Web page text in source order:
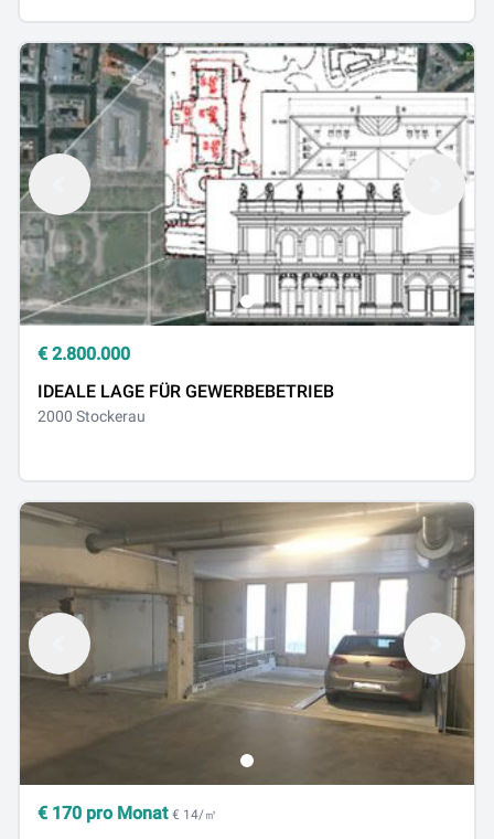
€ 2.800.000
IDEALE LAGE FÜR GEWERBEBETRIEB
2000 Stockerau
€ 170 pro Monat € 14/㎡